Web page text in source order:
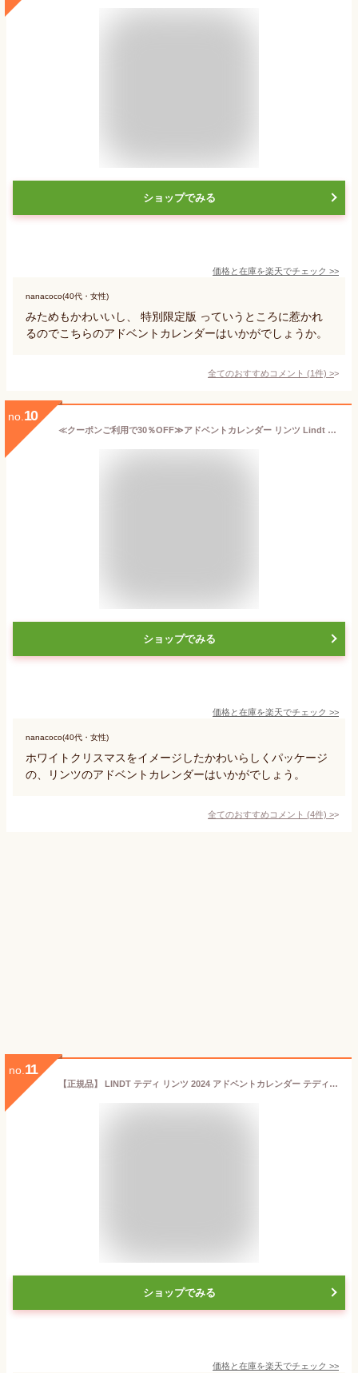
ショップでみる
価格と在庫を楽天でチェック >>
nanacoco(40代・女性)
みためもかわいいし、 特別限定版 っていうところに惹かれ
るのでこちらのアドベントカレンダーはいかがでしょうか。
全てのおすすめコメント (1件) >
no. 10
≪クーポンご利用で30％OFF≫アドベントカレンダー リンツ Lindt チョコレート クリスマスマーケット115g｜お歳暮 クリスマス お歳暮 チョコ ギフト プレゼント プチギフト 可愛い 洋菓子 スイーツ お菓子 おしゃれ 個包装 小分け リンツチョコ 誕生日 手土産
ショップでみる
価格と在庫を楽天でチェック >>
nanacoco(40代・女性)
ホワイトクリスマスをイメージしたかわいらしくパッケージ
の、リンツのアドベントカレンダーはいかがでしょう。
全てのおすすめコメント (4件) >
no. 11
【正規品】 LINDT テディ リンツ 2024 アドベントカレンダー テディベアー チョコレート スイーッツ お菓子 クリスマスアドベントカレンダー クリスマスギフト クリスマスプレゼント コスメ 海外通販 送料無料 フランスより直送
ショップでみる
価格と在庫を楽天でチェック >>